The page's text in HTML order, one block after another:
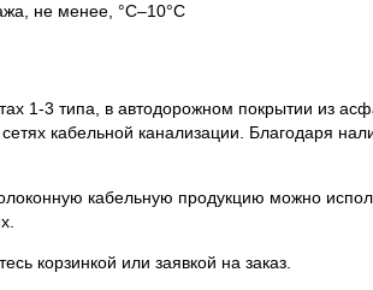
не менее, °C–10°С
1-3 типа, в автодорожном покрытии из
сетях кабельной канализации. Благодаря
кабельную продукцию можно
корзинкой или заявкой на заказ.